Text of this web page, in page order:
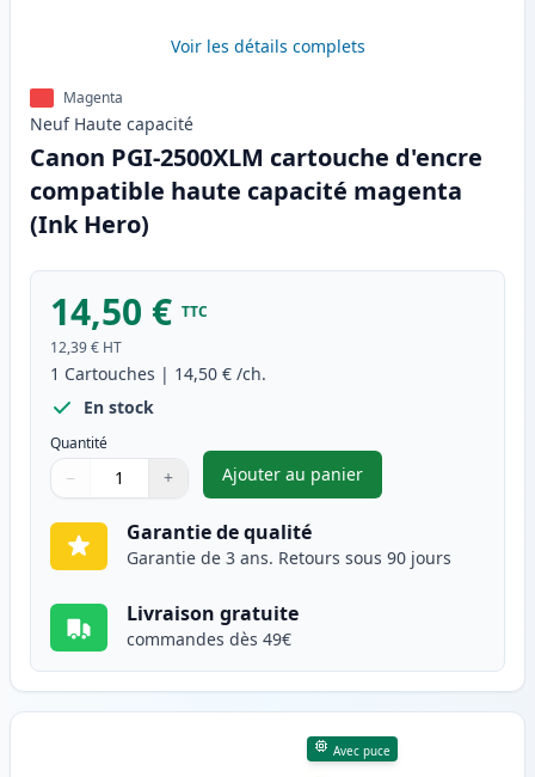
Voir les détails complets
Magenta
Neuf Haute capacité
Canon PGI-2500XLM cartouche d'encre
compatible haute capacité magenta
(Ink Hero)
14,50 € TTC
12,39 € HT
1 Cartouches | 14,50 € /ch.
En stock
Quantité
Quantité
Utilisez les boutons pour ajuster
− +
Quantité
Ajouter au panier
,Canon PGI-2500XLM
Garantie de qualité
Garantie de 3 ans. Retours sous 90 jours
Livraison gratuite
commandes dès 49€
Avec puce